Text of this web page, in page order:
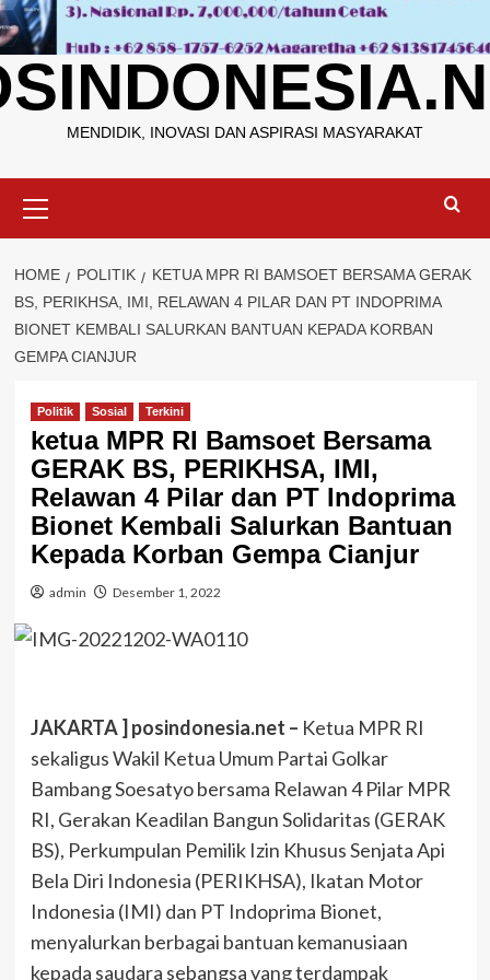
MENDIDIK, INOVASI DAN ASPIRASI MASYARAKAT
Menu
HOME POLITIK
KETUA MPR RI BAMSOET BERSAMA GERAK
BS, PERIKHSA, IMI, RELAWAN 4 PILAR DAN PT INDOPRIMA
BIONET KEMBALI SALURKAN BANTUAN KEPADA KORBAN
GEMPA CIANJUR
Politik Sosial Terkini
ketua MPR RI Bamsoet Bersama
GERAK BS, PERIKHSA, IMI,
Relawan 4 Pilar dan PT Indoprima
Bionet Kembali Salurkan Bantuan
Kepada Korban Gempa Cianjur
admin Desember 1, 2022
JAKARTA ] posindonesia.net – Ketua MPR RI
sekaligus Wakil Ketua Umum Partai Golkar
Bambang Soesatyo bersama Relawan 4 Pilar MPR
RI, Gerakan Keadilan Bangun Solidaritas (GERAK
BS), Perkumpulan Pemilik Izin Khusus Senjata Api
Bela Diri Indonesia (PERIKHSA), Ikatan Motor
Indonesia (IMI) dan PT Indoprima Bionet,
menyalurkan berbagai bantuan kemanusiaan
kepada saudara sebangsa yang terdampak